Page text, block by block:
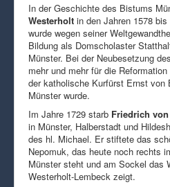
In der Geschichte des Bistums
Westerholt in den Jahren 1578
wurde wegen seiner
Bildung als Domscholaster
Münster. Bei der Neubesetzung
mehr und mehr für die
der katholische Kurfürst Ernst von
Münster wurde.
Im Jahre 1729 starb Friedrich
in Münster, Halberstadt und
des hl. Michael. Er stiftete das
Nepomuk, das heute noch rechts
Münster steht und am Sockel das
Westerholt-Lembeck zeigt.